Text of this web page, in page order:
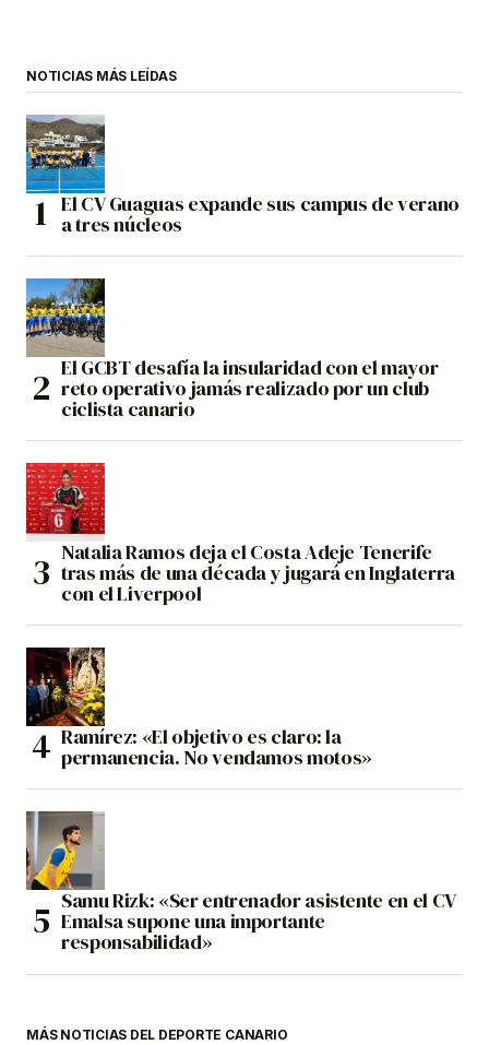
NOTICIAS MÁS LEÍDAS
El CV Guaguas expande sus campus de verano
a tres núcleos
El GCBT desafía la insularidad con el mayor
reto operativo jamás realizado por un club
ciclista canario
Natalia Ramos deja el Costa Adeje Tenerife
tras más de una década y jugará en Inglaterra
con el Liverpool
Ramírez: «El objetivo es claro: la
permanencia. No vendamos motos»
Samu Rizk: «Ser entrenador asistente en el CV
Emalsa supone una importante
responsabilidad»
MÁS NOTICIAS DEL DEPORTE CANARIO